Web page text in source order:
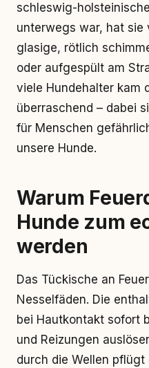
schleswig-
unterwegs war, hat sie
glasige, rötlich
oder aufgespült am
viele Hundehalter kam
überraschend – dabei
für Menschen
unsere Hunde.
Warum
Hunde zum
werden
Das Tückische an
Nesselfäden. Die
bei Hautkontakt sofort
und Reizungen
durch die Wellen